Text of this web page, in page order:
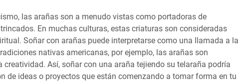
las arañas son a menudo vistas como portadoras de
En muchas culturas, estas criaturas son consideradas
Soñar con arañas puede interpretarse como una llamada a la
nativas americanas, por ejemplo, las arañas son
creatividad. Así, soñar con una araña tejiendo su telaraña podría
de ideas o proyectos que están comenzando a tomar forma en tu